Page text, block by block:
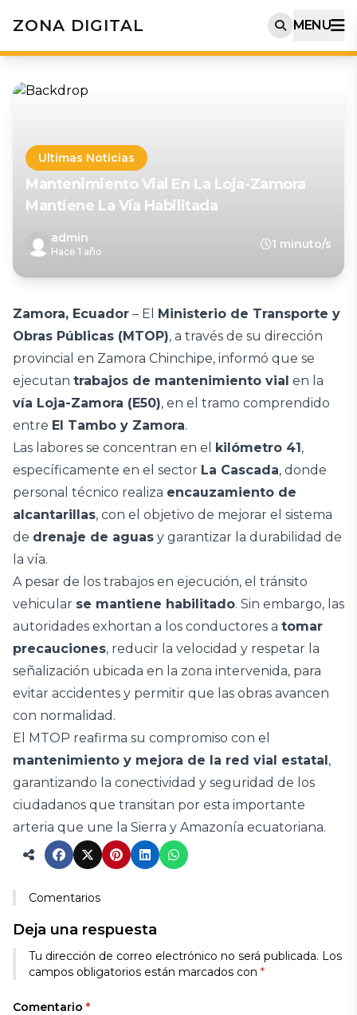
ZONA DIGITAL MENU
Ultimas Noticias
Mantenimiento Vial En La Loja-Zamora
Mantiene La Vía Habilitada
admin
Hace 1 año
1 minuto/s
Zamora, Ecuador – El Ministerio de Transporte y
Obras Públicas (MTOP), a través de su dirección
provincial en Zamora Chinchipe, informó que se
ejecutan trabajos de mantenimiento vial en la
vía Loja-Zamora (E50), en el tramo comprendido
entre El Tambo y Zamora.
Las labores se concentran en el kilómetro 41,
específicamente en el sector La Cascada, donde
personal técnico realiza encauzamiento de
alcantarillas, con el objetivo de mejorar el sistema
de drenaje de aguas y garantizar la durabilidad de
la vía.
A pesar de los trabajos en ejecución, el tránsito
vehicular se mantiene habilitado. Sin embargo, las
autoridades exhortan a los conductores a tomar
precauciones, reducir la velocidad y respetar la
señalización ubicada en la zona intervenida, para
evitar accidentes y permitir que las obras avancen
con normalidad.
El MTOP reafirma su compromiso con el
mantenimiento y mejora de la red vial estatal,
garantizando la conectividad y seguridad de los
ciudadanos que transitan por esta importante
arteria que une la Sierra y Amazonía ecuatoriana.
Comentarios
Deja una respuesta
Tu dirección de correo electrónico no será publicada. Los
campos obligatorios están marcados con *
Comentario *
Alternative: